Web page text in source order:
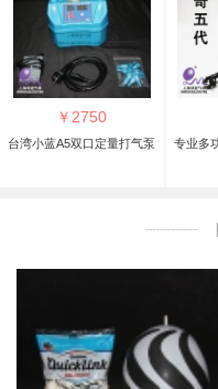
￥2750
台湾小蓝A5双口定量打气泵
专业多